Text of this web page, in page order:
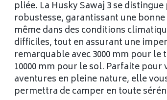
pliée. La Husky Sawaj 3 se distingue
robustesse, garantissant une
même dans des conditions
difficiles, tout en assurant une
remarquable avec 3000 mm pour le
10000 mm pour le sol. Parfaite pour
aventures en pleine nature, elle
permettra de camper en toute